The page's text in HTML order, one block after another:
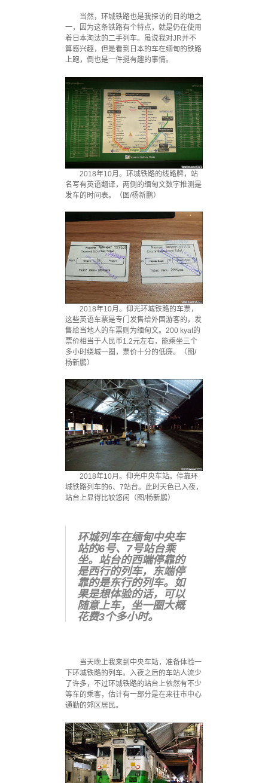
当然，环城铁路也是我探访的目的地之
一，因为这条铁路有个特点，就是仍在使用
着日本淘汰的二手列车。虽说我对JR并不
算感兴趣，但是看到日本的车在缅甸的铁路
上跑，倒也是一件挺有趣的事情。
2018年10月。环城铁路的线路牌，站
名写有英语翻译，两侧的缅甸文数字推测是
发车的时间表。（图/杨新鹏）
2018年10月。仰光环城铁路的车票，
这些英语车票是专门发售给外国游客的，发
售给当地人的车票则为缅甸文。200 kyat的
票价相当于人民币1.2元左右，能乘坐三个
多小时绕城一圈，票价十分的低廉。（图/
杨新鹏）
2018年10月。仰光中央车站。停靠环
城铁路列车的6、7站台。此时天色已入夜，
站台上显得比较悠闲（图/杨新鹏）
环城列车在缅甸中央车
站的6号、7号站台乘
坐。站台的西端停靠的
是西行的列车，东端停
靠的是东行的列车。如
果是想体验的话，可以
随意上车，坐一圈大概
花费3个多小时。
当天晚上我来到中央车站，准备体验一
下环城铁路的列车。入夜之后的车站人流少
了许多，不过环城铁路的站台上依然有不少
等车的乘客，估计有一部分是在来往市中心
通勤的郊区居民。